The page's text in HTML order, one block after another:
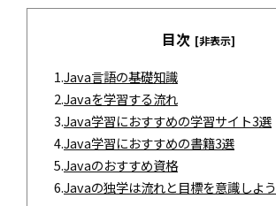
目次 [非表示]
1.Java言語の基礎知識
2.Javaを学習する流れ
3.Java学習におすすめの学習サイト3選
4.Java学習におすすめの書籍3選
5.Javaのおすすめ資格
6.Javaの独学は流れと目標を意識しよう